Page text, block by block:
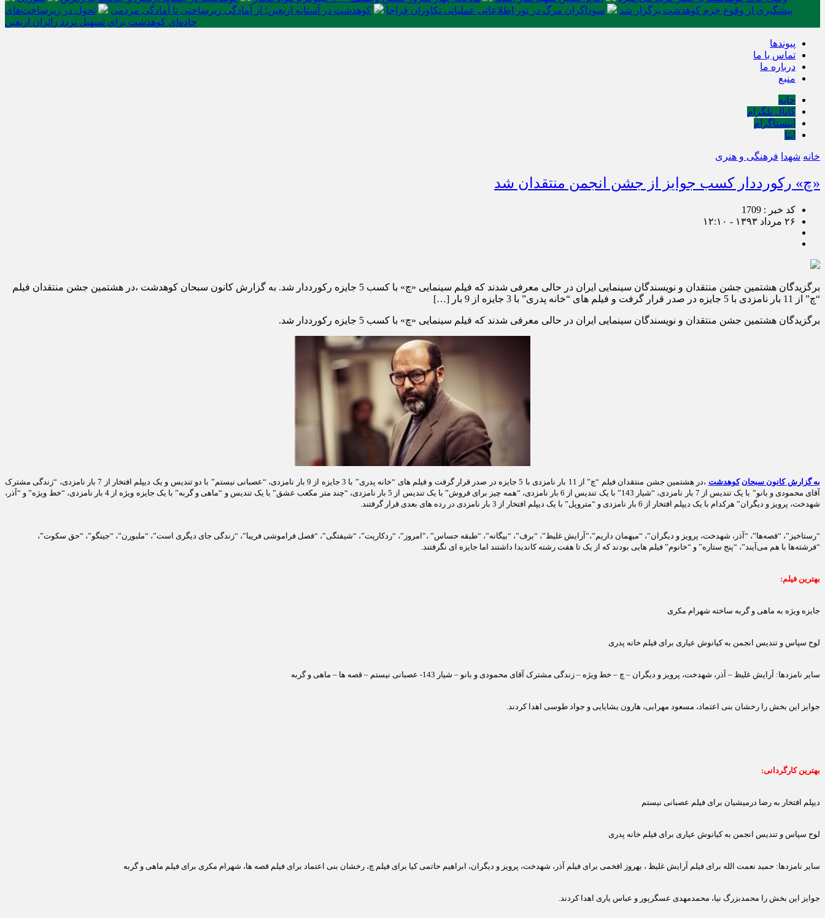
پیشگیری از وقوع جرم کوهدشت برگزار شد
سوداگران مرگ در تور اطلاعاتی عملیاتی تکاوران فراجا کوهدشت در آستانه اربعین؛ از آمادگی زیرساختی تا آمادگی مردمی
تحول در زیرساخت‌های
جاده‌ای کوهدشت برای تسهیل تردد زائران اربعین
پیوندها
تماس با ما
درباره ما
منبع
خانه
کانال تلگرام
اینستاگرام
ایتا
خانه شهدا فرهنگی و هنری
«چ» رکورددار کسب جوایز از جشن انجمن منتقدان شد
کد خبر : 1709
۲۶ مرداد ۱۳۹۳ - ۱۲:۱۰
برگزیدگان هشتمین جشن منتقدان و نویسندگان سینمایی ایران در حالی معرفی شدند که فیلم سینمایی «چ» با کسب 5 جایزه رکورددار شد. به گزارش کانون سبحان کوهدشت ،در هشتمین جشن منتقدان فیلم
“چ” از 11 بار نامزدی با 5 جایزه در صدر قرار گرفت و فیلم های “خانه پدری” با 3 جایزه از 9 بار […]
برگزیدگان هشتمین جشن منتقدان و نویسندگان سینمایی ایران در حالی معرفی شدند که فیلم سینمایی «چ» با کسب 5 جایزه رکورددار شد.
به گزارشکانون سبحان کوهدشت
،در هشتمین جشن منتقدان فیلم “چ” از 11 بار نامزدی با 5 جایزه در صدر قرار گرفت و فیلم های “خانه پدری” با 3 جایزه از 9 بار نامزدی، “عصبانی نیستم” با دو تندیس و یک دیپلم افتخار از 7 بار نامزدی، “زندگی مشترک
آقای محمودی و بانو” با یک تندیس از 7 بار نامزدی، “شیار 143” با یک تندیس از 6 بار نامزدی، “همه چیز برای فروش” با یک تندیس از 5 بار نامزدی، “چند متر مکعب عشق” با یک تندیس و “ماهی و گربه” با یک جایزه ویژه از 4 بار نامزدی، “خط ویژه” و “آذر،
شهدخت، پرویز و دیگران” هرکدام با یک دیپلم افتخار از 6 بار نامزدی و “متروپل” با یک دیپلم افتخار از 3 بار نامزدی در رده های بعدی قرار گرفتند.
“رستاخیز”، “قصه‌ها”، “آذر، شهدخت، پرویز و دیگران”، “میهمان داریم”،”آرایش غلیظ”، “برف”، “بیگانه”، “طبقه حساس” ،”امروز”، “ردکارپت”، “شیفتگی”، “فصل فراموشی فریبا”، “زندگی جای دیگری است”، “ملبورن”، “جینگو”، “حق سکوت”،
“فرشته‌ها با هم می‌آیند”، “پنج ستاره” و “خانوم” فیلم هایی بودند که از یک تا هفت رشته کاندیدا داشتند اما جایزه ای نگرفتند.
بهترین فیلم:
جایزه ویژه به ماهی و گربه ساخته شهرام مکری
لوح سپاس و تندیس انجمن به کیانوش عیاری برای فیلم خانه پدری
سایر نامزدها: آرایش غلیظ – آذر، شهدخت، پرویز و دیگران – چ – خط ویژه – زندگی مشترک آقای محمودی و بانو – شیار 143- عصبانی نیستم – قصه ها – ماهی و گربه
جوایز این بخش را رخشان بنی اعتماد، مسعود مهرابی، هارون یشایایی و جواد طوسی اهدا کردند.
بهترین کارگردانی:
دیپلم افتخار به رضا درمیشیان برای فیلم عصبانی نیستم
لوح سپاس و تندیس انجمن به کیانوش عیاری برای فیلم خانه پدری
سایر نامزدها: حمید نعمت الله برای فیلم آرایش غلیظ ، بهروز افخمی برای فیلم آذر، شهدخت، پرویز و دیگران، ابراهیم حاتمی کیا برای فیلم چ، رخشان بنی اعتماد برای فیلم قصه ها، شهرام مکری برای فیلم ماهی و گربه
جوایز این بخش را محمدبزرگ نیا، محمدمهدی عسگرپور و عباس یاری اهدا کردند.